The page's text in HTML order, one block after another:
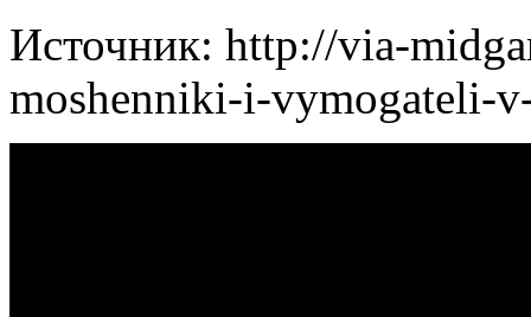
Источник: http://via-
moshenniki-i-vymogateli-